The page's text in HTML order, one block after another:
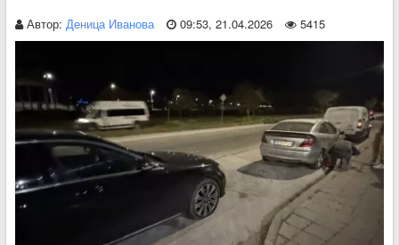
Автор: Деница Иванова 09:53, 21.04.2026 5415